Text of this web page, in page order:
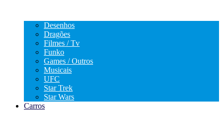
Desenhos
Dragões
Filmes / Tv
Funko
Games / Outros
Musicais
UFC
Star Trek
Star Wars
Carros